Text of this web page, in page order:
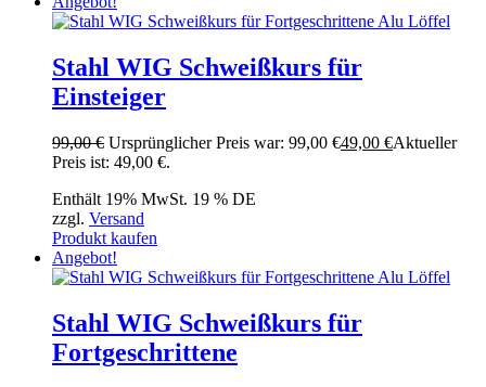
Stahl WIG Schweißkurs für
Einsteiger
99,00€ Ursprünglicher Preis war: 99,00 €49,00 €Aktueller
Preis ist: 49,00 €.
Enthält 19% MwSt. 19 % DE
zzgl. Versand
Produkt kaufen
Angebot!
Stahl WIG Schweißkurs für
Fortgeschrittene